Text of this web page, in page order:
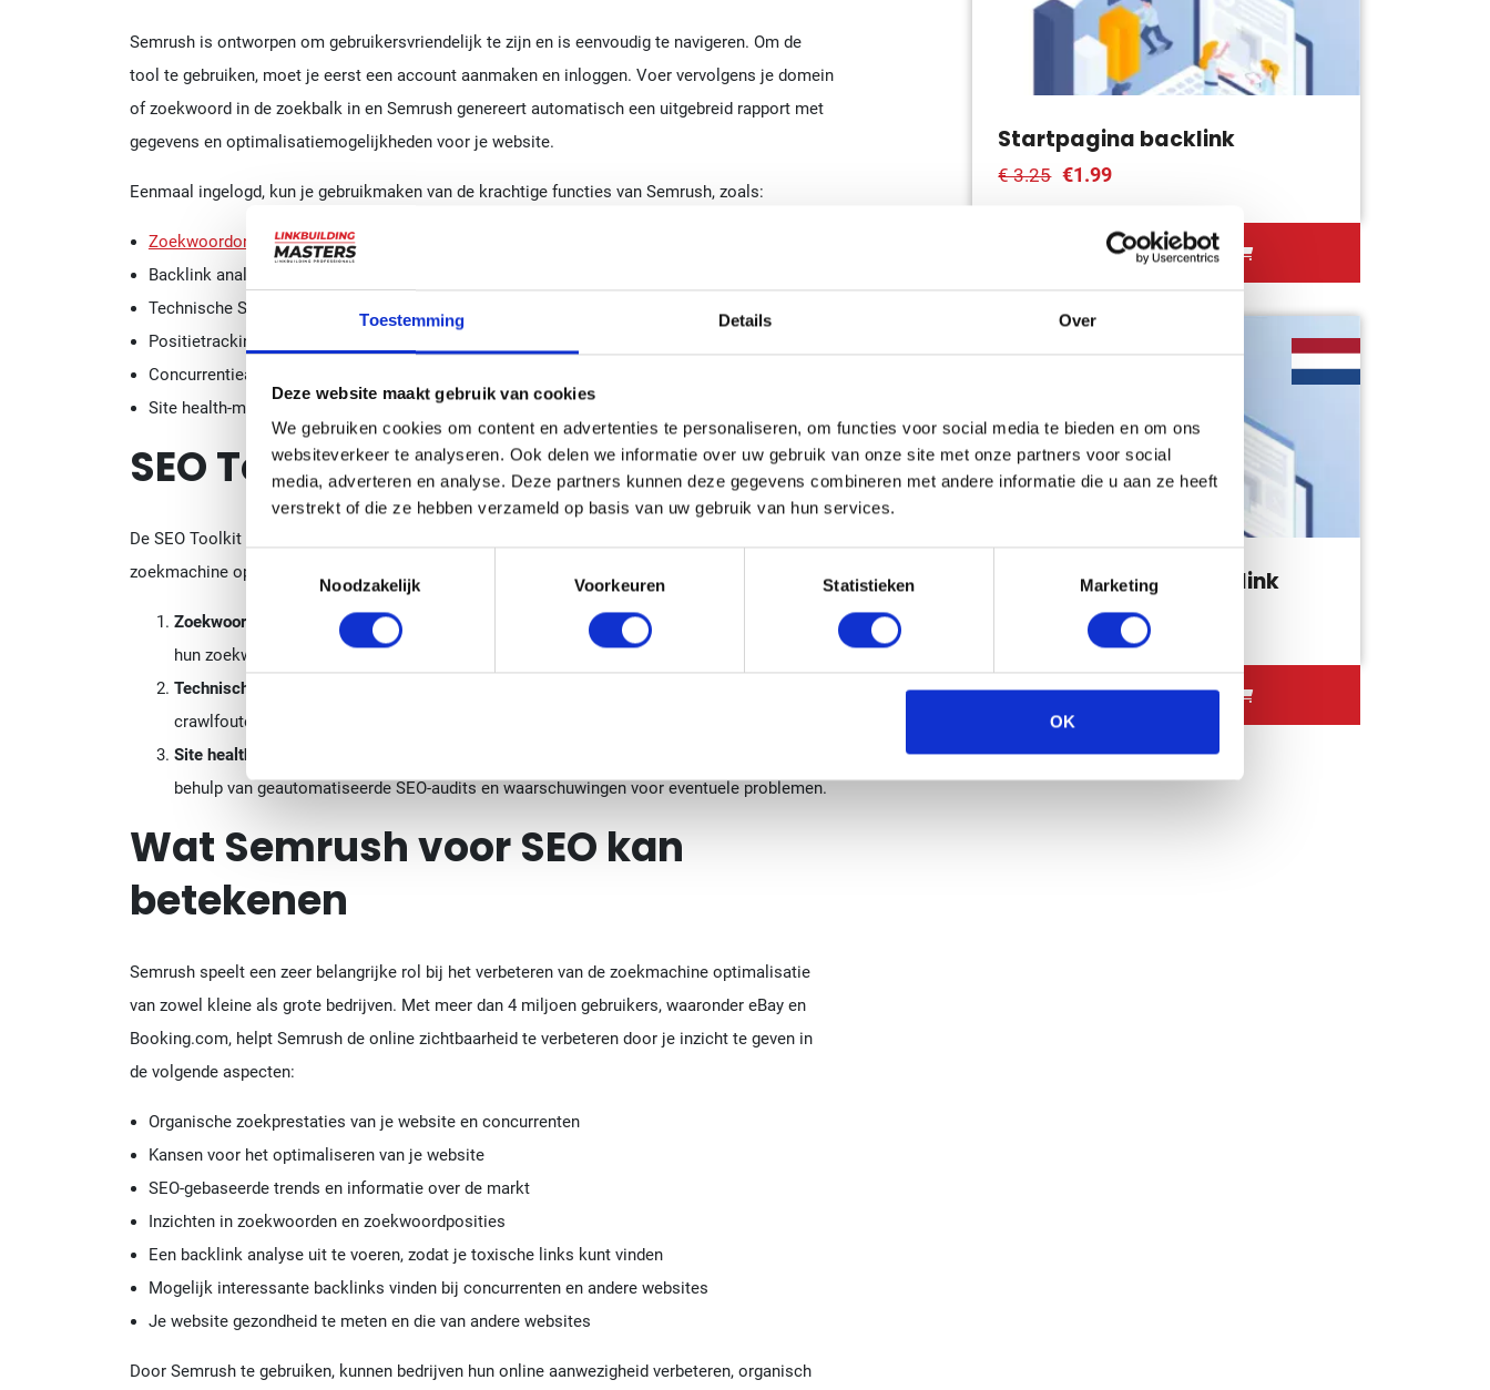
Toestemming Details Over
Deze website maakt gebruik van cookies
We gebruiken cookies om content en advertenties te personaliseren, om functies voor social media te bieden en om ons
websiteverkeer te analyseren. Ook delen we informatie over uw gebruik van onze site met onze partners voor social
media, adverteren en analyse. Deze partners kunnen deze gegevens combineren met andere informatie die u aan ze heeft
verstrekt of die ze hebben verzameld op basis van uw gebruik van hun services.
Noodzakelijk
Voorkeuren Statistieken Marketing
OK
Semrush is ontworpen om gebruikersvriendelijk te zijn en is eenvoudig te navigeren. Om de
tool te gebruiken, moet je eerst een account aanmaken en inloggen. Voer vervolgens je domein
of zoekwoord in de zoekbalk in en Semrush genereert automatisch een uitgebreid rapport met
gegevens en optimalisatiemogelijkheden voor je website.
Eenmaal ingelogd, kun je gebruikmaken van de krachtige functies van Semrush, zoals:
Zoekwoordonderzoek
Backlink analyse
Technische SEO-audit
Positietracking
Concurrentieanalyse
Site health-monitoring
SEO Toolkit
De SEO Toolkit van Semrush omvat een reeks geavanceerde tools en functies voor
zoekmachine optimalisatie. Enkele van de meest populaire functies van de SEO Toolkit zijn:
Zoekwoordonderzoek
: Identificeer lucratieve zoekwoorden en analyseer je concurrenten
hun zoekwoordstrategieën.
Technische SEO-audit
crawlfouten, paginaresponstijd, 404-fouten en meer.
Site health-monitoring
behulp van geautomatiseerde SEO-audits en waarschuwingen voor eventuele problemen.
Wat Semrush voor SEO kan
betekenen
Semrush speelt een zeer belangrijke rol bij het verbeteren van de zoekmachine optimalisatie
van zowel kleine als grote bedrijven. Met meer dan 4 miljoen gebruikers, waaronder eBay en
Booking.com, helpt Semrush de online zichtbaarheid te verbeteren door je inzicht te geven in
de volgende aspecten:
Organische zoekprestaties van je website en concurrenten
Kansen voor het optimaliseren van je website
SEO-gebaseerde trends en informatie over de markt
Inzichten in zoekwoorden en zoekwoordposities
Een backlink analyse uit te voeren, zodat je toxische links kunt vinden
Mogelijk interessante backlinks vinden bij concurrenten en andere websites
Je website gezondheid te meten en die van andere websites
Door Semrush te gebruiken, kunnen bedrijven hun online aanwezigheid verbeteren, organisch
Startpagina backlink
€ 3.25 €1.99
Bekijk product
Linkpartner blog backlink
Bekijk product